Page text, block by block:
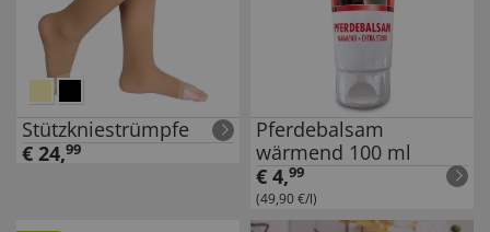
Stützkniestrümpfe
€ 24,99
Pferdebalsam
wärmend 100 ml
€ 4,99
(49,90 €/l)